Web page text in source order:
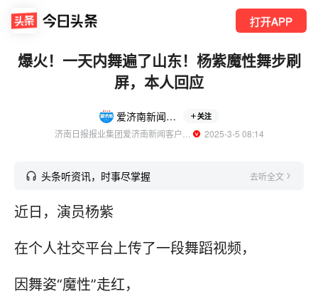
打开APP
爆火！一天内舞遍了山东！杨紫魔性舞步刷
屏，本人回应
爱济南新闻客户端 关注
  2025-3-5 08:14
头条听资讯，时事尽掌握 去听全文
近日，演员杨紫
在个人社交平台上传了一段舞蹈视频，
因舞姿“魔性”走红，